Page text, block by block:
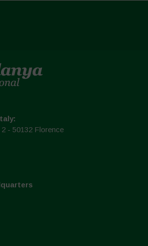
- 50132 Florence